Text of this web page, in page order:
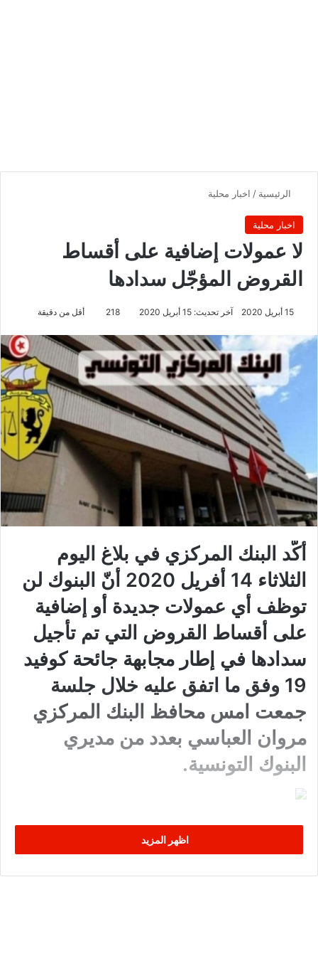
الرئيسية / اخبار محلية
اخبار محلية
لا عمولات إضافية على أقساط
القروض المؤجّل سدادها
15 أبريل 2020 آخر تحديث: 15 أبريل 2020 218 أقل من دقيقة
أكّد البنك المركزي في بلاغ اليوم
الثلاثاء 14 أفريل 2020 أنّ البنوك لن
توظف أي عمولات جديدة أو إضافية
على أقساط القروض التي تم تأجيل
سدادها في إطار مجابهة جائحة كوفيد
19 وفق ما اتفق عليه خلال جلسة
جمعت امس محافظ البنك المركزي
مروان العباسي بعدد من مديري
البنوك التونسية.
اظهر المزيد